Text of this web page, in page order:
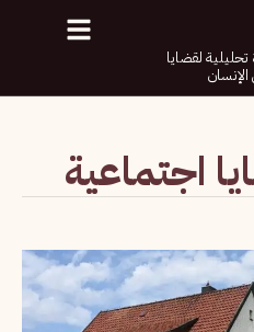
لقضايا
اجتماعية